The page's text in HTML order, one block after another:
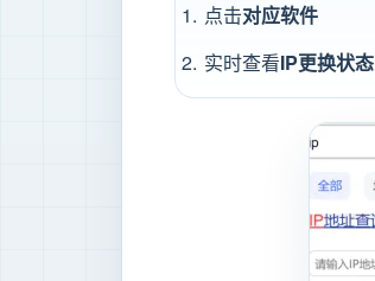
点击对应软件
实时查看IP更换状态